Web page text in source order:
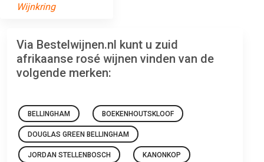
Wijnkring
Via Bestelwijnen.nl kunt u zuid
afrikaanse rosé wijnen vinden van de
volgende merken:
BELLINGHAM BOEKENHOUTSKLOOF
DOUGLAS GREEN BELLINGHAM
JORDAN STELLENBOSCH KANONKOP